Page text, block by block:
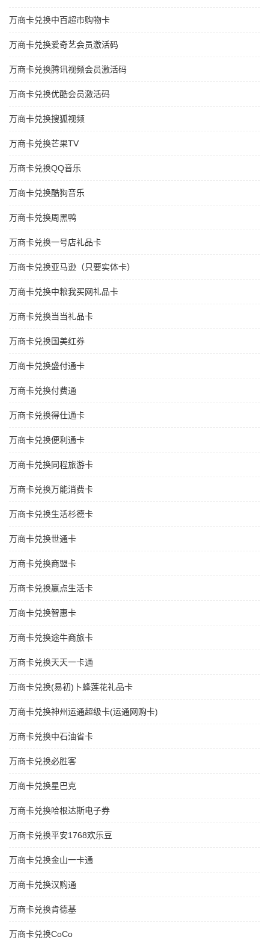
万商卡兑换中百超市购物卡
万商卡兑换爱奇艺会员激活码
万商卡兑换腾讯视频会员激活码
万商卡兑换优酷会员激活码
万商卡兑换搜狐视频
万商卡兑换芒果TV
万商卡兑换QQ音乐
万商卡兑换酷狗音乐
万商卡兑换周黑鸭
万商卡兑换一号店礼品卡
万商卡兑换亚马逊（只要实体卡）
万商卡兑换中粮我买网礼品卡
万商卡兑换当当礼品卡
万商卡兑换国美红券
万商卡兑换盛付通卡
万商卡兑换付费通
万商卡兑换得仕通卡
万商卡兑换便利通卡
万商卡兑换同程旅游卡
万商卡兑换万能消费卡
万商卡兑换生活杉德卡
万商卡兑换世通卡
万商卡兑换商盟卡
万商卡兑换赢点生活卡
万商卡兑换智惠卡
万商卡兑换途牛商旅卡
万商卡兑换天天一卡通
万商卡兑换(易初)卜蜂莲花礼品卡
万商卡兑换神州运通超级卡(运通网购卡)
万商卡兑换中石油省卡
万商卡兑换必胜客
万商卡兑换星巴克
万商卡兑换哈根达斯电子券
万商卡兑换平安1768欢乐豆
万商卡兑换金山一卡通
万商卡兑换汉购通
万商卡兑换肯德基
万商卡兑换CoCo